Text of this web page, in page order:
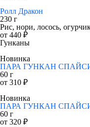
Ролл Дракон
230 г
Рис, нори, лосось,
от 440 ₽
Гунканы
Новинка
ПАРА ГУНКАН
60 г
от 310 ₽
Новинка
ПАРА ГУНКАН
60 г
от 320 ₽